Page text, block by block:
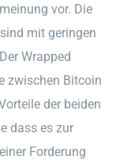
vor. Die
mit geringen
Wrapped
zwischen Bitcoin
der beiden
dass es zur
Forderung